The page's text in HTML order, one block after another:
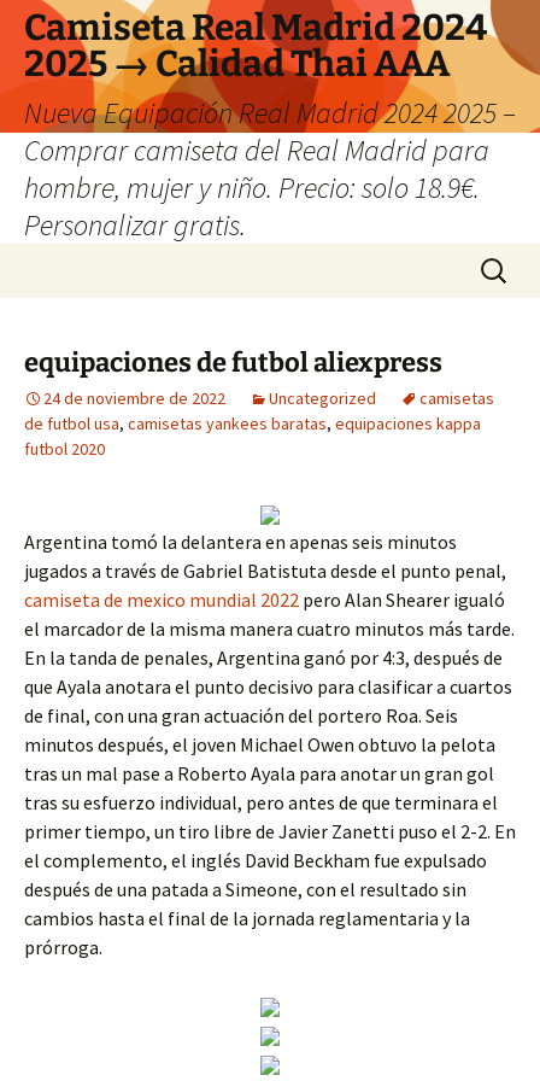
Camiseta Real Madrid 2024
2025 → Calidad Thai AAA
Nueva Equipación Real Madrid 2024 2025 –
Comprar camiseta del Real Madrid para
hombre, mujer y niño. Precio: solo 18.9€.
Personalizar gratis.
Buscar:
equipaciones de futbol aliexpress
24 de noviembre de 2022 Uncategorized
camisetas
de futbol usa, camisetas yankees baratas, equipaciones kappa
futbol 2020
Argentina tomó la delantera en apenas seis minutos
jugados a través de Gabriel Batistuta desde el punto penal,
camiseta de mexico mundial 2022 pero Alan Shearer igualó
el marcador de la misma manera cuatro minutos más tarde.
En la tanda de penales, Argentina ganó por 4:3, después de
que Ayala anotara el punto decisivo para clasificar a cuartos
de final, con una gran actuación del portero Roa. Seis
minutos después, el joven Michael Owen obtuvo la pelota
tras un mal pase a Roberto Ayala para anotar un gran gol
tras su esfuerzo individual, pero antes de que terminara el
primer tiempo, un tiro libre de Javier Zanetti puso el 2-2. En
el complemento, el inglés David Beckham fue expulsado
después de una patada a Simeone, con el resultado sin
cambios hasta el final de la jornada reglamentaria y la
prórroga.